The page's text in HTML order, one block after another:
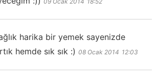
harika bir yemek sayenizde
hemde sık sık :) 08 Ocak 2014 12:03